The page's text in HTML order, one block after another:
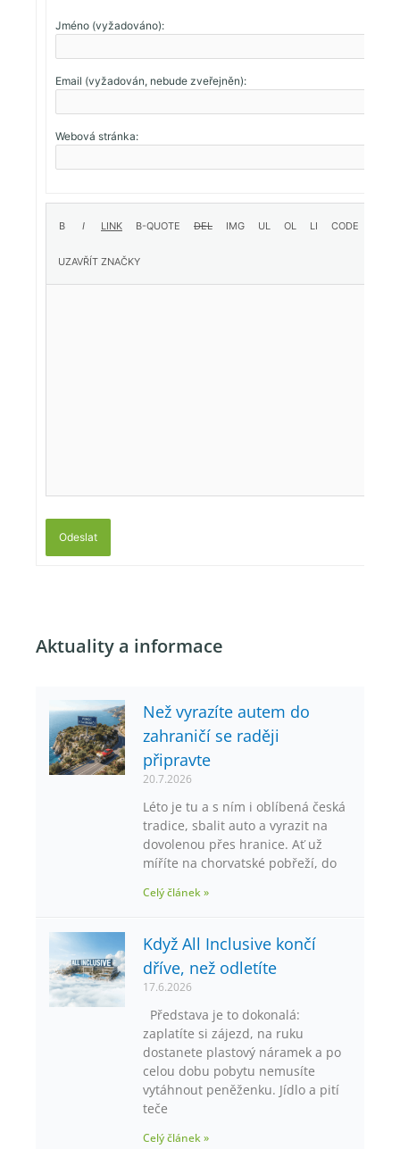
Jméno (vyžadováno):
Email (vyžadován, nebude zveřejněn):
Webová stránka:
Odeslat
Aktuality a informace
Než vyrazíte autem do
zahraničí se raději
připravte
20.7.2026
Léto je tu a s ním i oblíbená česká
tradice, sbalit auto a vyrazit na
dovolenou přes hranice. Ať už
míříte na chorvatské pobřeží, do
Celý článek »
Když All Inclusive končí
dříve, než odletíte
17.6.2026
Představa je to dokonalá:
zaplatíte si zájezd, na ruku
dostanete plastový náramek a po
celou dobu pobytu nemusíte
vytáhnout peněženku. Jídlo a pití
teče
Celý článek »